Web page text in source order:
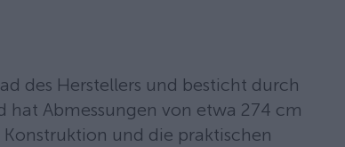
des Herstellers und besticht durch
hat Abmessungen von etwa 274 cm
und die praktischen